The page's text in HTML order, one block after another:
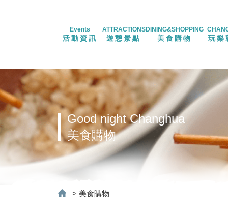
Events
活動資訊
ATTRACTIONS
遊憩景點
DINING&SHOPPING
美食購物 玩樂
Good night Changhua
美食購物
> 美食購物